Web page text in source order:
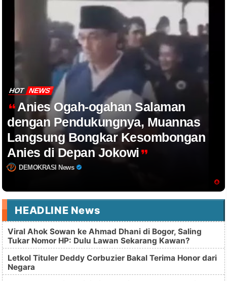
HOT NEWS
Anies Ogah-ogahan Salaman
dengan Pendukungnya, Muannas
Langsung Bongkar Kesombongan
Anies di Depan Jokowi
DEMOKRASI News
HEADLINE News
Viral Ahok Sowan ke Ahmad Dhani di Bogor, Saling
Tukar Nomor HP: Dulu Lawan Sekarang Kawan?
Letkol Tituler Deddy Corbuzier Bakal Terima Honor dari
Negara